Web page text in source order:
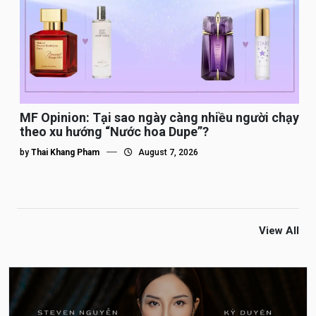
MF Opinion: Tại sao ngày càng nhiều người chạy
theo xu hướng “Nước hoa Dupe”?
by Thai Khang Pham August 7, 2026
View All